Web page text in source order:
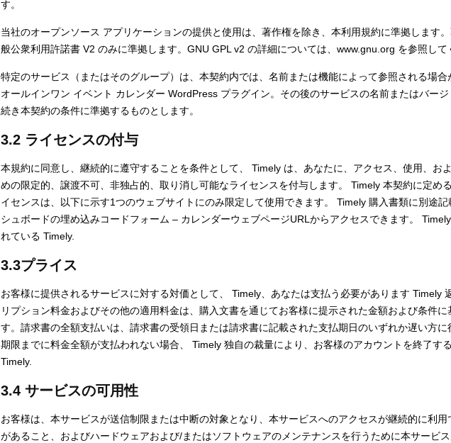
す。
当社のオープンソース アプリケーションの提供と使用は、著作権を除き、本利用規約に準拠します
般公衆利用許諾書 V2 のみに準拠します。GNU GPL v2 の詳細については、www.gnu.org を参照して
特定のサービス（またはそのグループ）は、本契約内では、名前または機能によって参照される場
オールインワン イベント カレンダー WordPress プラグイン。その後のサービスの名前またはバージ
続き本契約の条件に準拠するものとします。
3.2 ライセンスの付与
本規約に同意し、継続的に遵守することを条件として、 Timely は、あなたに、アクセス、使用、お
めの限定的、譲渡不可、非独占的、取り消し可能なライセンスを付与します。 Timely 本契約に定め
イセンスは、以下に示す1つのウェブサイトにのみ限定して使用できます。 Timely 購入書類に別途記
シュボードの埋め込みコードフォーム – カレンダーウェブページURLからアクセスできます。
れている Timely.
3.3プライス
お客様に提供されるサービスに対する対価として、 Timely、あなたは支払う必要があります Timely
リプション料金およびその他の適用料金は、購入文書を通じてお客様に提示された金額および条件に
す。請求書の全額支払いは、請求書の受領日または請求書に記載された支払期日のいずれか遅い方
期限までに料金全額が支払われない場合、 Timely 独自の裁量により、お客様のアカウントを終了す
Timely.
3.4 サービスの可用性
お客様は、本サービスが送信制限または中断の対象となり、本サービスへのアクセスが継続的に利用
があること、およびハードウェアおよび/またはソフトウェアのメンテナンスを行うために本サービ